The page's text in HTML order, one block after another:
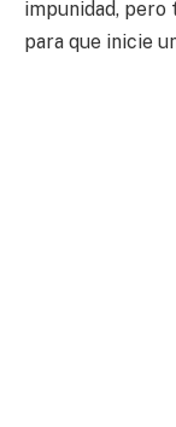
impunidad, pero
para que inicie